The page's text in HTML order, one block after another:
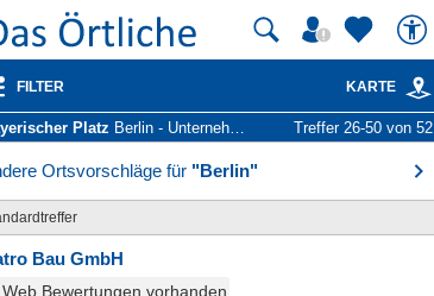
FILTER KARTE
Platz Berlin - Unternehmen und Personen Treffer 26-50 von 52
Ortsvorschläge für "Berlin"
Bau GmbH
Web Bewertungen vorhanden